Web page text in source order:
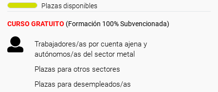
Plazas disponibles
CURSO GRATUITO (Formación 100% Subvencionada)
Trabajadores/as por cuenta ajena y
autónomos/as del sector metal
Plazas para otros sectores
Plazas para desempleados/as